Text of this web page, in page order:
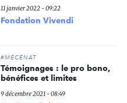
11 janvier 2022 - 09:22
Fondation Vivendi
#MÉCÉNAT
Témoignages : le pro bono,
bénéfices et limites
9 décembre 2021 - 08:49